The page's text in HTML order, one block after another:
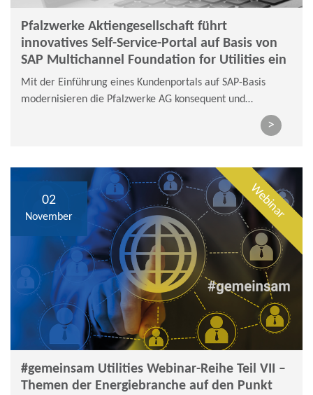
Pfalzwerke Aktiengesellschaft führt
innovatives Self-Service-Portal auf Basis von
SAP Multichannel Foundation for Utilities ein
Mit der Einführung eines Kundenportals auf SAP-Basis
modernisieren die Pfalzwerke AG konsequent und
>
Webinar
02
November
#gemeinsam Utilities Webinar-Reihe Teil VII –
Themen der Energiebranche auf den Punkt